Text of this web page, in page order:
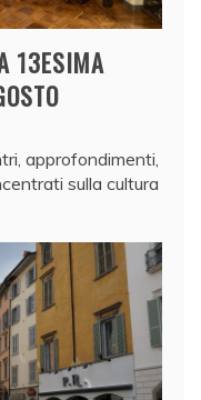
13ESIMA
approfondimenti,
sulla cultura